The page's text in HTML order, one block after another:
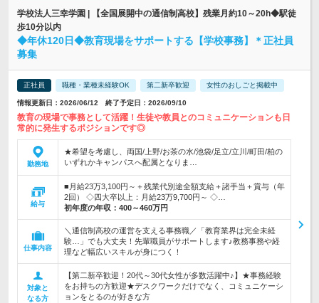
学校法人三幸学園 | 【全国展開中の通信制高校】残業月約10～20h◆駅徒
歩10分以内
◆年休120日◆教育現場をサポートする【学校事務】＊正社員
募集
正社員 職種・業種未経験OK 第二新卒歓迎 女性のおしごと掲載中
情報更新日：2026/06/12 終了予定日：2026/09/10
教育の現場で事務として活躍！生徒や教員とのコミュニケーションも日
常的に発生するポジションです◎
勤務地
★希望を考慮し、両国/上野/お茶の水/池袋/足立/立川/町田/柏の
いずれかキャンパスへ配属となりま…
給与
■月給23万3,100円～＋残業代別途全額支給＋諸手当＋賞与（年
2回） ◇四大卒以上：月給23万9,700円～ ◇…
初年度の年収： 400～460万円
仕事内容
＼通信制高校の運営を支える事務職／「教育業界は完全未経
験…」でも大丈夫！先輩職員がサポートします♪教務事務や経
理など幅広いスキルが身につく！
対象と
なる方
【第二新卒歓迎！20代～30代女性が多数活躍中♪】★事務経験
をお持ちの方歓迎★デスクワークだけでなく、コミュニケーシ
ョンをとるのが好きな方